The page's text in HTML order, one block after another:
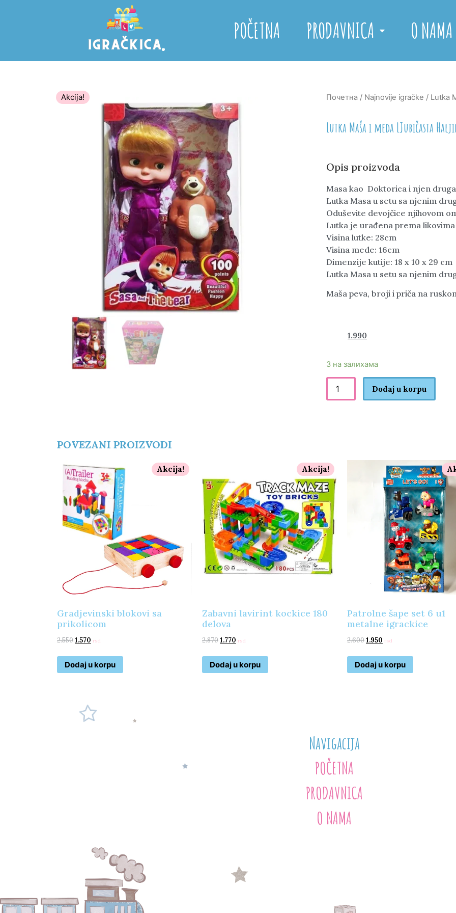
POČETNA PRODAVNICA O NAMA
Akcija! Почетна / Najnovije igračke / Lutka
Lutka Maša i meda LJubičasta
Opis proizvoda
Masa kao Doktorica i njen
Lutka Masa u setu sa njenim
Oduševite devojčice njihovom
Lutka je urađena prema
Visina lutke: 28cm
Visina mede: 16cm
Dimenzije kutije: 18 x 10 x 29 cm
Lutka Masa u setu sa njenim
Maša peva, broji i priča na
1.990
3 на залихама
Dodaj u korpu
POVEZANI PROIZVODI
Akcija!
Gradjevinski blokovi sa
prikolicom
2.5501.570 rsd
Dodaj u korpu
Akcija!
Zabavni lavirint kockice 180
delova
2.8701.770 rsd
Dodaj u korpu
Patrolne šape set 6 u1
metalne igrackice
2.6001.950 rsd
Dodaj u korpu
Navigacija
POČETNA
PRODAVNICA
O NAMA